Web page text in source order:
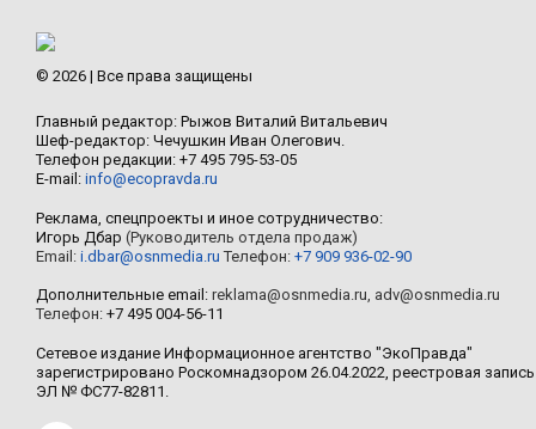
© 2026 | Все права защищены
Главный редактор: Рыжов Виталий Витальевич
Шеф-редактор: Чечушкин Иван Олегович.
Телефон редакции: +7 495 795-53-05
E-mail: info@ecopravda.ru
Реклама, спецпроекты и иное сотрудничество:
Игорь Дбар (Руководитель отдела продаж)
Email: i.dbar@osnmedia.ru Телефон: +7 909 936-02-90
Дополнительные email: reklama@osnmedia.ru, adv@osnmedia.ru
Телефон: +7 495 004-56-11
Сетевое издание Информационное агентство "ЭкоПравда"
зарегистрировано Роскомнадзором 26.04.2022, реестровая запись
ЭЛ № ФС77-82811.